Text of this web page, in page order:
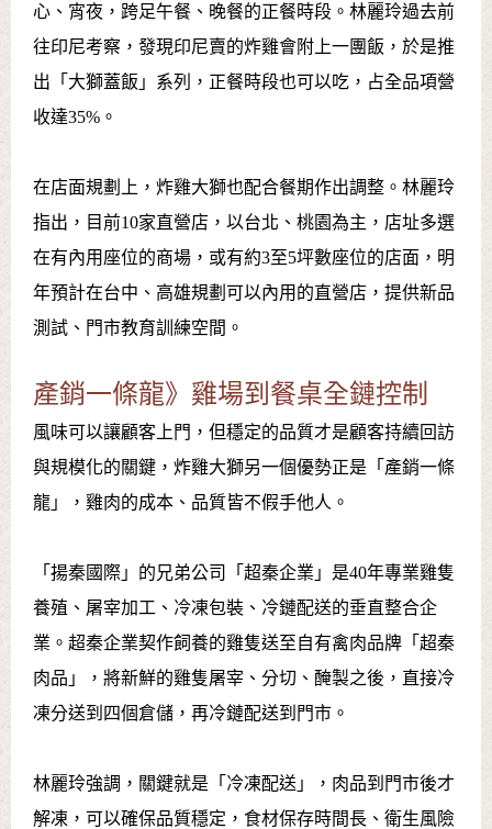
心、宵夜，跨足午餐、晚餐的正餐時段。林麗玲過去前
往印尼考察，發現印尼賣的炸雞會附上一團飯，於是推
出「大獅蓋飯」系列，正餐時段也可以吃，占全品項營
收達35%。
在店面規劃上，炸雞大獅也配合餐期作出調整。林麗玲
指出，目前10家直營店，以台北、桃園為主，店址多選
在有內用座位的商場，或有約3至5坪數座位的店面，明
年預計在台中、高雄規劃可以內用的直營店，提供新品
測試、門市教育訓練空間。
產銷一條龍》雞場到餐桌全鏈控制
風味可以讓顧客上門，但穩定的品質才是顧客持續回訪
與規模化的關鍵，炸雞大獅另一個優勢正是「產銷一條
龍」，雞肉的成本、品質皆不假手他人。
「揚秦國際」的兄弟公司「超秦企業」是40年專業雞隻
養殖、屠宰加工、冷凍包裝、冷鏈配送的垂直整合企
業。超秦企業契作飼養的雞隻送至自有禽肉品牌「超秦
肉品」，將新鮮的雞隻屠宰、分切、醃製之後，直接冷
凍分送到四個倉儲，再冷鏈配送到門市。
林麗玲強調，關鍵就是「冷凍配送」，肉品到門市後才
解凍，可以確保品質穩定，食材保存時間長、衛生風險